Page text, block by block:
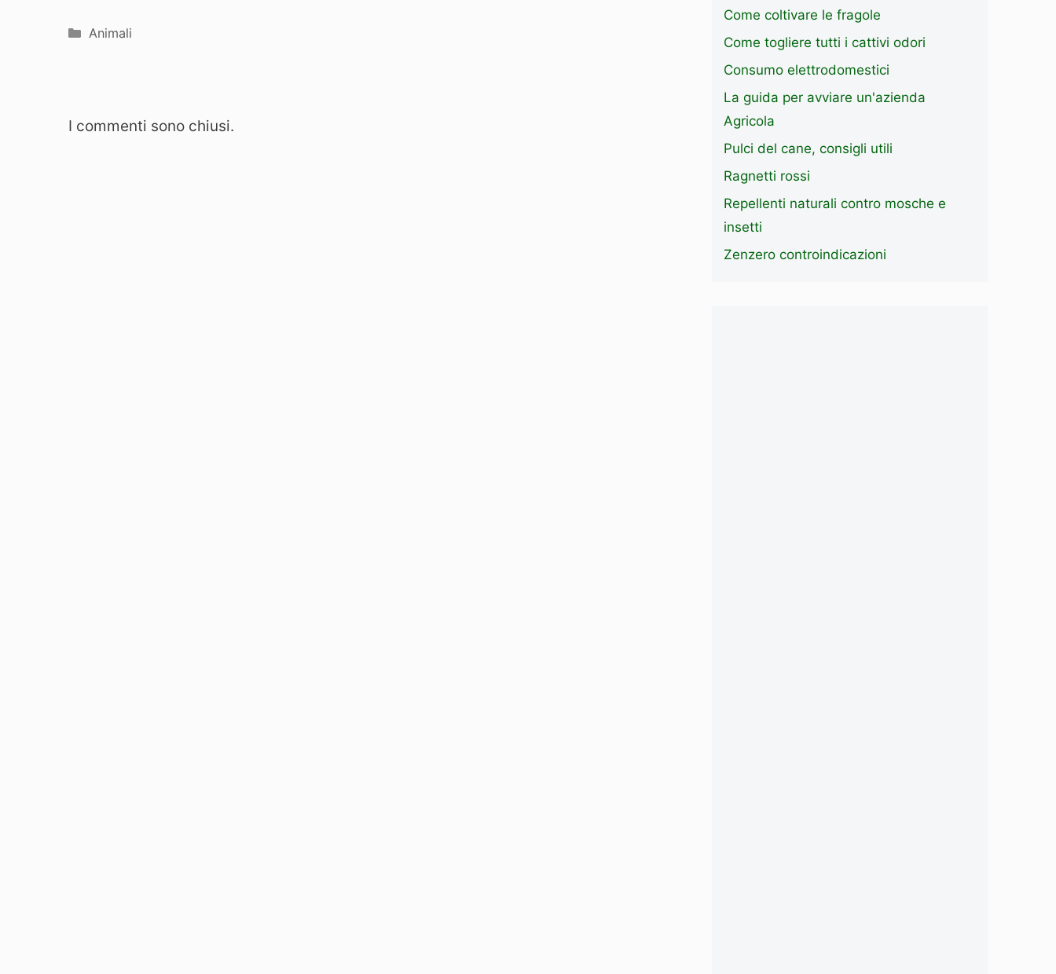
Categorie
Animali
I commenti sono chiusi.
Come coltivare le fragole
Come togliere tutti i cattivi odori
Consumo elettrodomestici
La guida per avviare un'azienda
Agricola
Pulci del cane, consigli utili
Ragnetti rossi
Repellenti naturali contro mosche e
insetti
Zenzero controindicazioni